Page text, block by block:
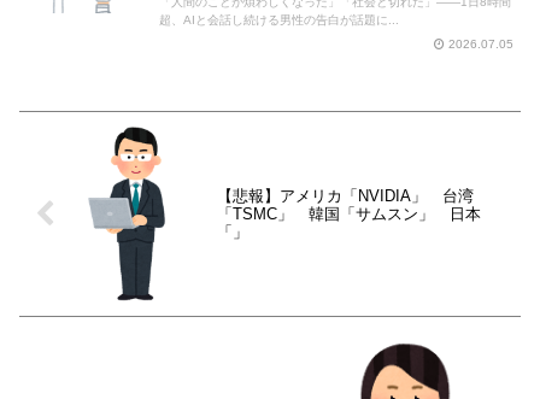
超、AIと会話し続ける男性の告白が話題に...
2026.07.05
【悲報】アメリカ「NVIDIA」 台湾
「TSMC」 韓国「サムスン」 日本
「」